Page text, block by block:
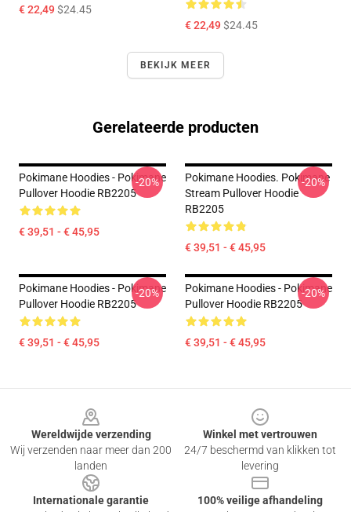
€ 22,49$24.45
€ 22,49$24.45
BEKIJK MEER
Gerelateerde producten
Pokimane Hoodies - Pokimane
Pullover Hoodie RB2205
€ 39,51 - € 45,95
-20%
Pokimane Hoodies. Pokimane
Stream Pullover Hoodie
RB2205
€ 39,51 - € 45,95
-20%
Pokimane Hoodies - Pokimane
Pullover Hoodie RB2205
€ 39,51 - € 45,95
-20%
Pokimane Hoodies - Pokimane
Pullover Hoodie RB2205
€ 39,51 - € 45,95
-20%
Wereldwijde verzending
Wij verzenden naar meer dan 200
landen
Winkel met vertrouwen
24/7 beschermd van klikken tot
levering
Internationale garantie
100% veilige afhandeling